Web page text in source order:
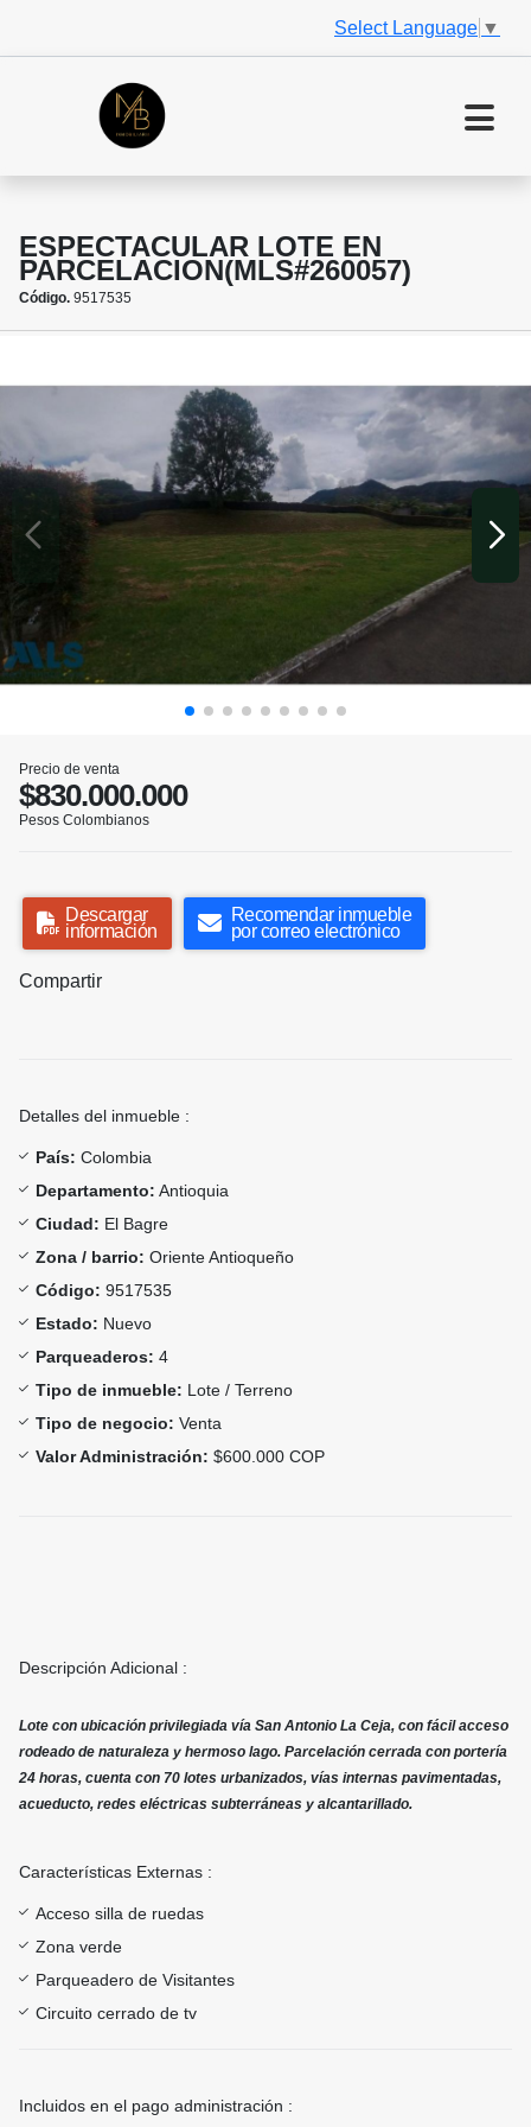
Select Language ▼
ESPECTACULAR LOTE EN
PARCELACION(MLS#260057)
Código. 9517535
Precio de venta
$830.000.000
Pesos Colombianos
Descargar
información
Recomendar inmueble
por correo electrónico
Compartir
Detalles del inmueble :
País: Colombia
Departamento: Antioquia
Ciudad: El Bagre
Zona / barrio: Oriente Antioqueño
Código: 9517535
Estado: Nuevo
Parqueaderos: 4
Tipo de inmueble: Lote / Terreno
Tipo de negocio: Venta
Valor Administración: $600.000 COP
Descripción Adicional :
Lote con ubicación privilegiada vía San Antonio La Ceja, con fácil acceso
rodeado de naturaleza y hermoso lago. Parcelación cerrada con portería
24 horas, cuenta con 70 lotes urbanizados, vías internas pavimentadas,
acueducto, redes eléctricas subterráneas y alcantarillado.
Características Externas :
Acceso silla de ruedas
Zona verde
Parqueadero de Visitantes
Circuito cerrado de tv
Incluidos en el pago administración :